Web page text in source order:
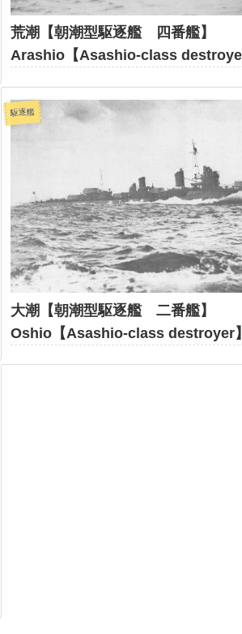
荒潮【朝潮型駆逐艦 四番艦】
Arashio【Asashio-class
駆逐艦
大潮【朝潮型駆逐艦 二番艦】
Oshio【Asashio-class destroyer】